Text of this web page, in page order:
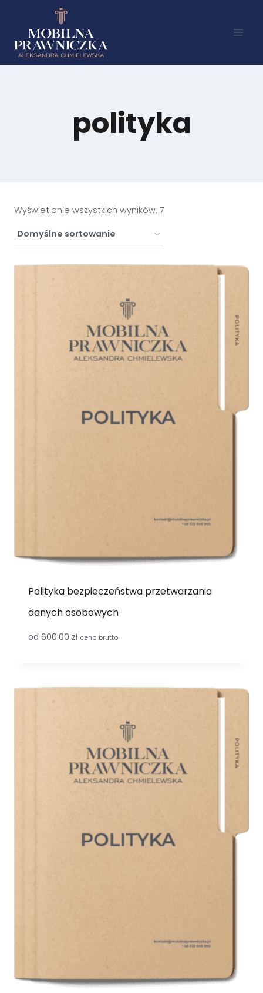
polityka
Wyświetlanie wszystkich wyników: 7
Polityka bezpieczeństwa przetwarzania
danych osobowych
od 600.00 zł cena brutto